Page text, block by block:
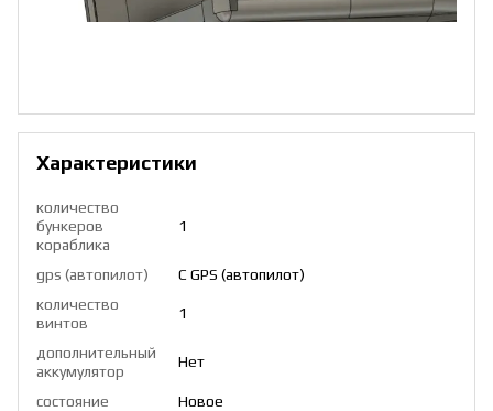
Характеристики
количество
бункеров
кораблика
1
gps (автопилот)
С GPS (автопилот)
количество
винтов
1
дополнительный
аккумулятор
Нет
состояние
Новое